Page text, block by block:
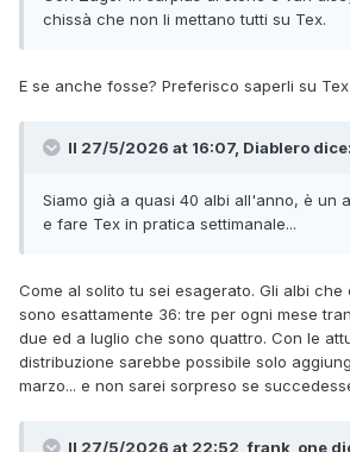
chissà che non li mettano tutti su Tex.
E se anche fosse? Preferisco saperli su
Il 27/5/2026 at 16:07, Diablero dice:
Siamo già a quasi 40 albi all'anno, è un
e fare Tex in pratica settimanale...
Come al solito tu sei esagerato. Gli albi che
sono esattamente 36: tre per ogni mese
due ed a luglio che sono quattro. Con le
distribuzione sarebbe possibile solo
marzo... e non sarei sorpreso se
Il 27/5/2026 at 22:52,frank_one